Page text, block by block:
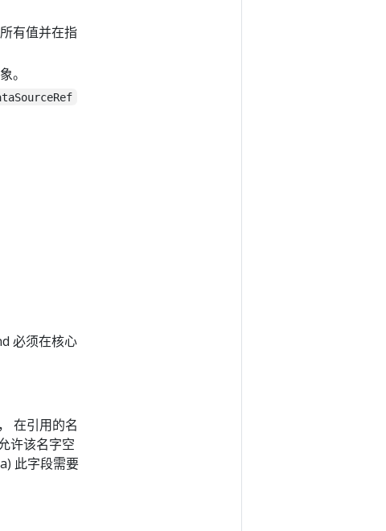
有值并在指
。
必须在核心
在引用的名
许该名字空
此字段需要